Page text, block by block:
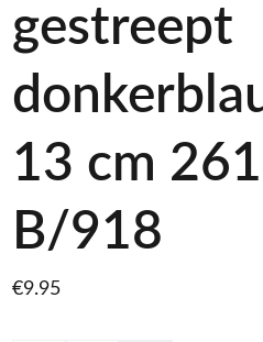
gestreept
13 cm
B/918
€9.95